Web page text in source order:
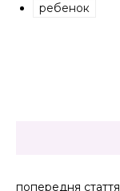
ребенок
попередня стаття